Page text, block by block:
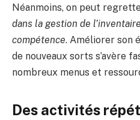
Néanmoins, on peut
dans la gestion de
compétence. Améliorer son
de nouveaux sorts s’avère
nombreux menus et
Des activités